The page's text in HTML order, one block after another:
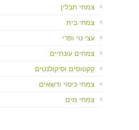
צמחי תבלין
צמחי בית
עצי נוי ופרי
צמחים עונתיים
קקטוסים וסיקולנטים
צמחי כיסוי ודשאים
צמחי מים